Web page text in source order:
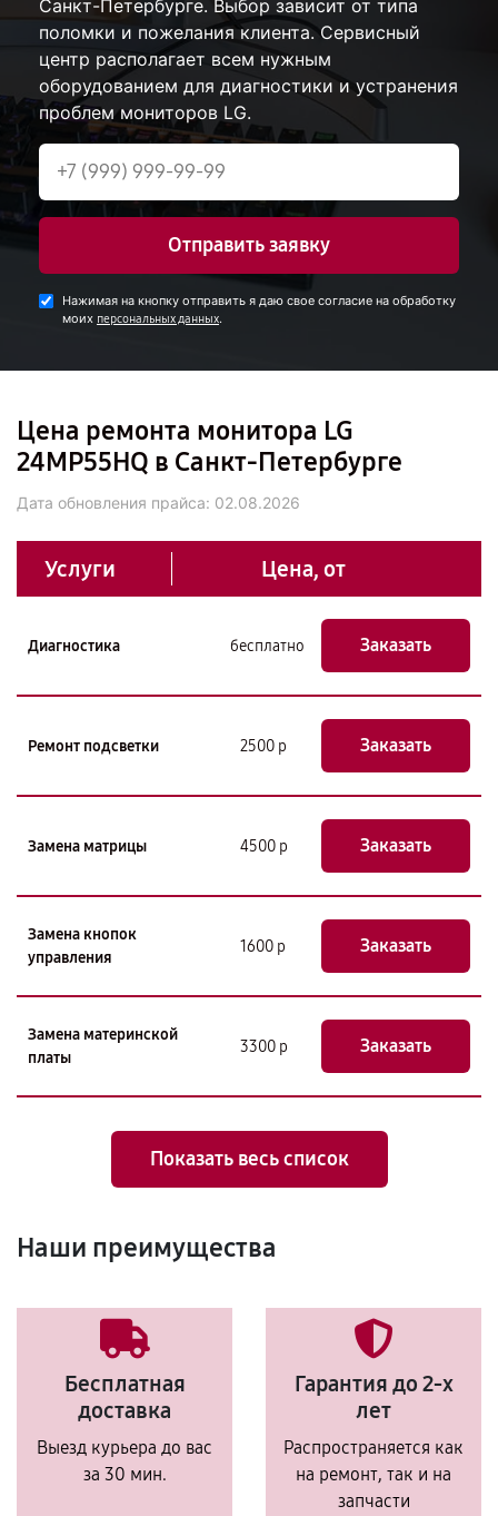
Санкт-Петербурге. Выбор зависит от типа
поломки и пожелания клиента. Сервисный
центр располагает всем нужным
оборудованием для диагностики и устранения
проблем мониторов LG.
Отправить заявку
Нажимая на кнопку отправить я даю свое согласие на обработку
моих персональных данных.
Цена ремонта монитора LG
24MP55HQ в Санкт-Петербурге
Дата обновления прайса: 02.08.2026
Услуги Цена, от
Диагностика бесплатно Заказать
Ремонт подсветки 2500 р Заказать
Замена матрицы 4500 р Заказать
Замена кнопок
управления
1600 р Заказать
Замена материнской
платы
3300 р Заказать
Показать весь список
Наши преимущества
Бесплатная
доставка
Выезд курьера до вас
за 30 мин.
Гарантия до 2-х
лет
Распространяется как
на ремонт, так и на
запчасти